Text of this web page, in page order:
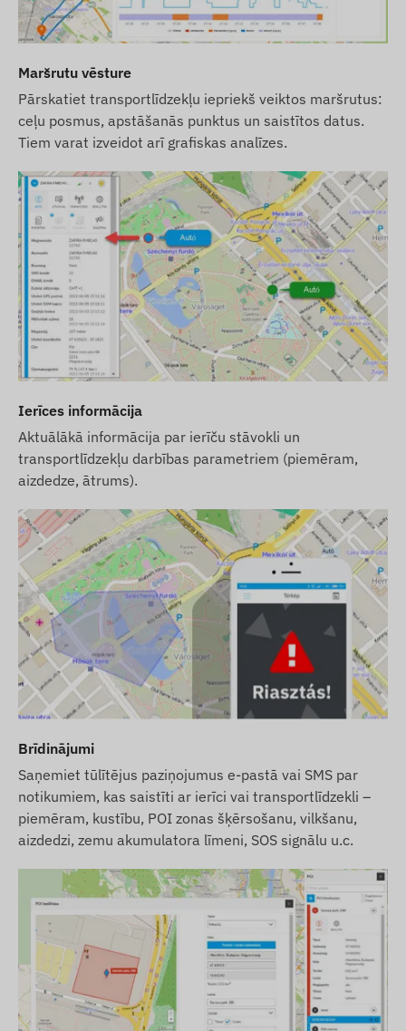
Maršrutu vēsture
Pārskatiet transportlīdzekļu iepriekš veiktos maršrutus:
ceļu posmus, apstāšanās punktus un saistītos datus.
Tiem varat izveidot arī grafiskas analīzes.
Ierīces informācija
Aktuālākā informācija par ierīču stāvokli un
transportlīdzekļu darbības parametriem (piemēram,
aizdedze, ātrums).
Brīdinājumi
Saņemiet tūlītējus paziņojumus e-pastā vai SMS par
notikumiem, kas saistīti ar ierīci vai transportlīdzekli –
piemēram, kustību, POI zonas šķērsošanu, vilkšanu,
aizdedzi, zemu akumulatora līmeni, SOS signālu u.c.